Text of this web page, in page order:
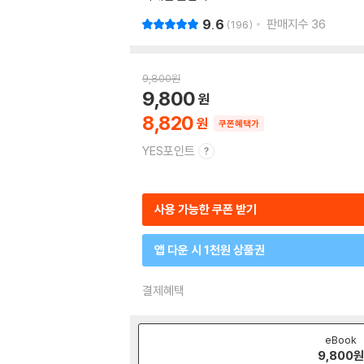
9.6 196 판매지수 36
9,800원
8,820
9,800
쿠폰혜택가
YES포인트
사용 가능한 쿠폰 받기
앱 다운 시 1천원 상품권
결제혜택
eBook
9,800원